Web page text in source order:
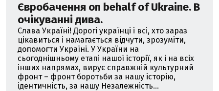
Євробачення on behalf of Ukraine. В
очікуванні дива.
Слава Україні! Дорогі українці і всі, хто зараз
цікавиться і намагається відчути, зрозуміти,
допомогти Україні. У України на
сьогоднішньому етапі нашої історії, як і на всіх
інших напрямах, вирує справжній культурний
фронт – фронт боротьби за нашу історію,
ідентичність, за нашу Незалежність...